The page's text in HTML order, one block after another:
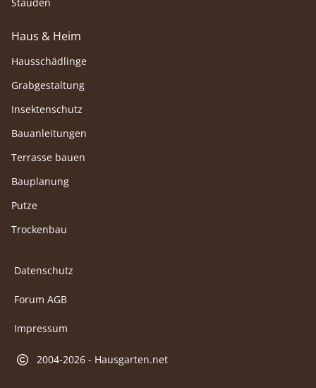
Haus & Heim
Hausschädlinge
Grabgestaltung
Insektenschutz
Bauanleitungen
Terrasse bauen
Bauplanung
Putze
Trockenbau
Datenschutz
Forum AGB
Impressum
2004-2026 - Hausgarten.net